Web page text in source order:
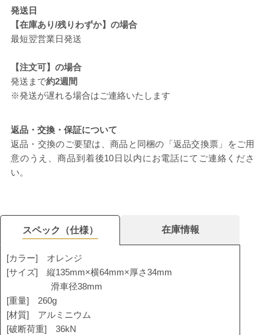
発送日
【在庫あり/残りわずか】の場合
最短翌営業日発送
【注文可】の場合
発送まで約2週間
※発送が遅れる場合はご連絡いたします
返品・交換・保証について
返品・交換のご要望は、商品と同梱の「返品交換票」をご用
意のうえ、商品到着後10日以内にお電話にてご連絡くださ
い。
スペック（仕様） 在庫情報
[カラー] オレンジ
[サイズ] 縦135mm×横64mm×厚さ34mm
滑車径38mm
[重量] 260g
[材質] アルミニウム
[破断荷重] 36kN